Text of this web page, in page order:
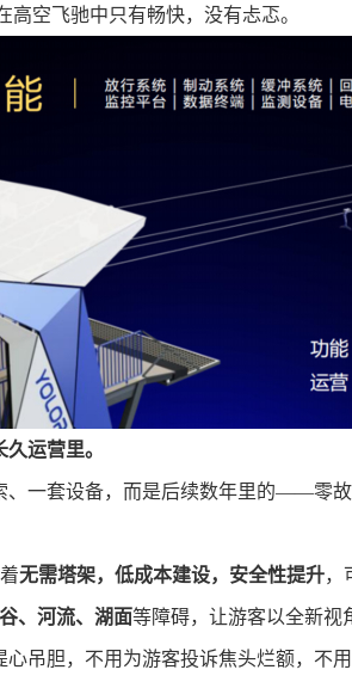
空飞驰中只有畅快，没有忐忑。
运营里。
、一套设备，而是后续数年里的——零
无需塔架，低成本建设，安全性提升，
、河流、湖面等障碍，让游客以全新视
吊胆，不用为游客投诉焦头烂额，不